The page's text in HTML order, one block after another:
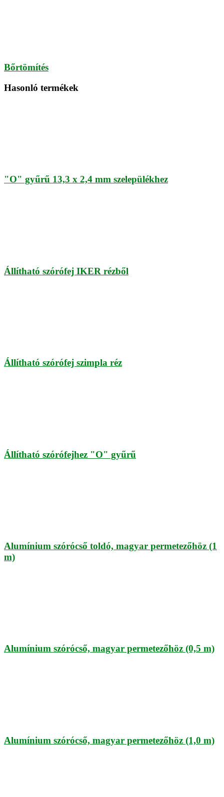
Bőrtömítés
Hasonló termékek
"O" gyűrű 13,3 x 2,4 mm szelepülékhez
Állítható szórófej IKER rézből
Állítható szórófej szimpla réz
Állítható szórófejhez "O" gyűrű
Alumínium szórócső toldó, magyar permetezőhöz (1
m)
Alumínium szórócső, magyar permetezőhöz (0,5 m)
Alumínium szórócső, magyar permetezőhöz (1,0 m)